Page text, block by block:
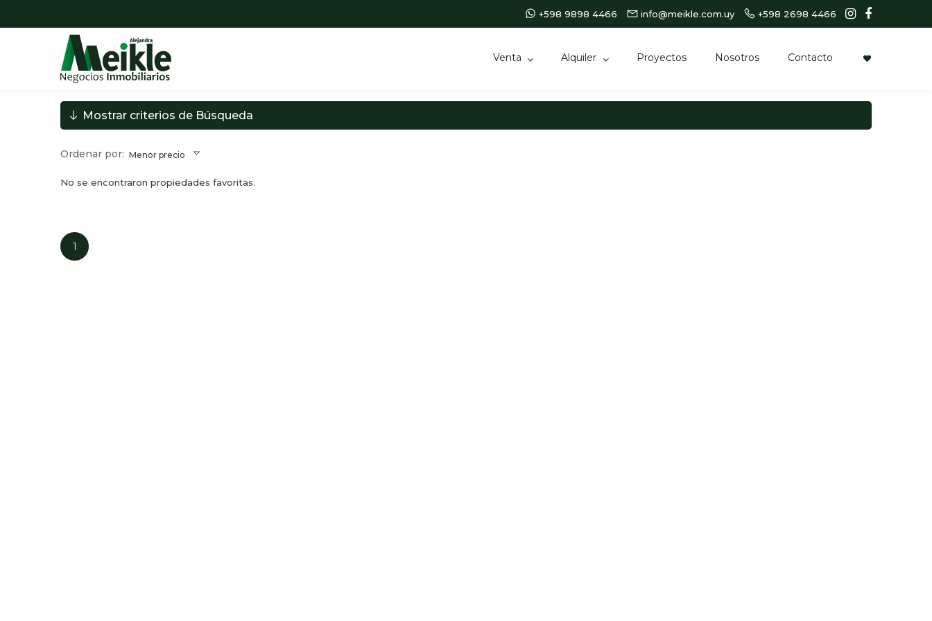
+598 9898 4466 info@meikle.com.uy +598 2698 4466
Venta Alquiler Proyectos Nosotros Contacto
Mostrar criterios de Búsqueda
Ordenar por: Menor precio
No se encontraron propiedades favoritas.
1